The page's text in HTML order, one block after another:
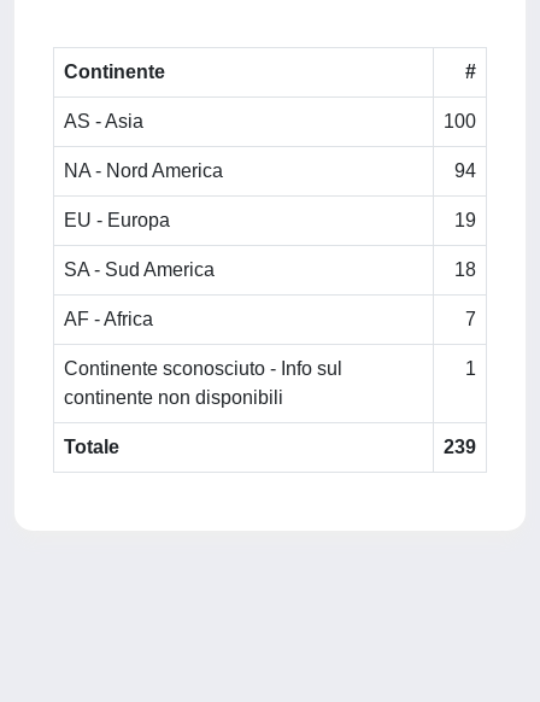
Continente #
AS - Asia 100
NA - Nord America 94
EU - Europa 19
SA - Sud America 18
AF - Africa 7
Continente sconosciuto - Info sul
continente non disponibili
1
Totale 239